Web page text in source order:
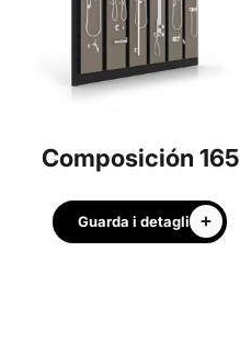
Composición 165
Guarda i detagli